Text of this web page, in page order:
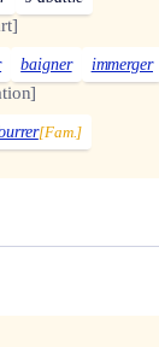
baigner immerger
[Fam.]